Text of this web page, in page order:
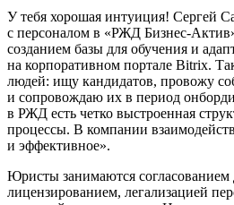
У тебя хорошая интуиция! Сергей
с персоналом в «РЖД Бизнес-
созданием базы для обучения и
на корпоративном портале Bitrix.
людей: ищу кандидатов, провожу
и сопровождаю их в период
в РЖД есть четко выстроенная
процессы. В компании
и эффективное».
Юристы занимаются согласованием
лицензированием, легализацией